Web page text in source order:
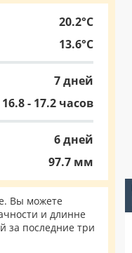
20.2°C
13.6°C
7 дней
16.8 - 17.2 часов
6 дней
97.7 мм
Вы можете
и длинне
за последние три